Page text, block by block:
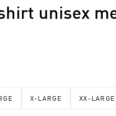
unisex
X-LARGE XX-LARGE